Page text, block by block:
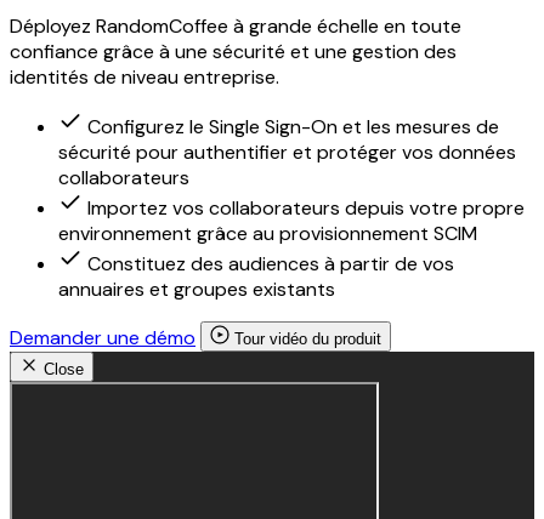
Déployez RandomCoffee à grande échelle en toute
confiance grâce à une sécurité et une gestion des
identités de niveau entreprise.
Configurez le Single Sign-On et les mesures de
sécurité pour authentifier et protéger vos données
collaborateurs
Importez vos collaborateurs depuis votre propre
environnement grâce au provisionnement SCIM
Constituez des audiences à partir de vos
annuaires et groupes existants
Demander une démo
Tour vidéo du produit
Close